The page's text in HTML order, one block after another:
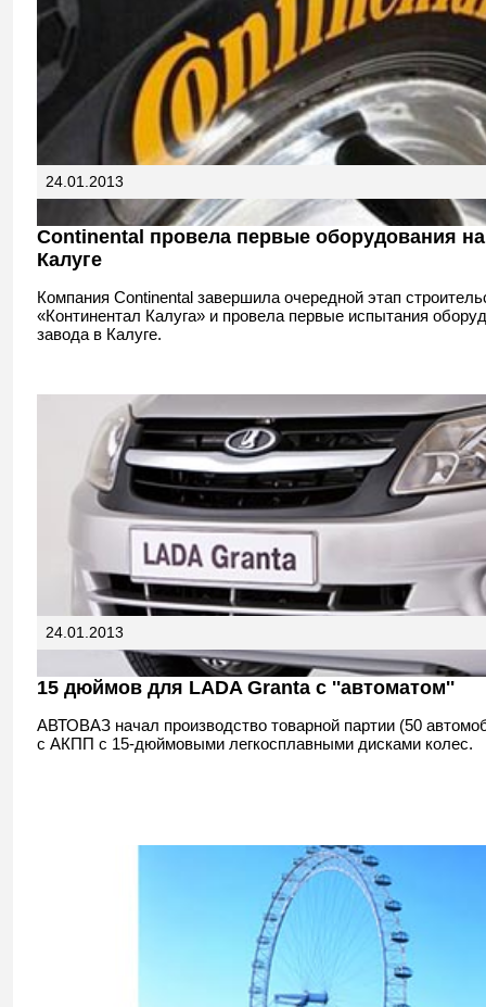
24.01.2013
Continental провела первые оборудования
Калуге
Компания Continental завершила очередной этап
«Континентал Калуга» и провела первые испытания
завода в Калуге.
24.01.2013
15 дюймов для LADA Granta с ''автоматом''
АВТОВАЗ начал производство товарной партии (50
с АКПП с 15-дюймовыми легкосплавными дисками колес.